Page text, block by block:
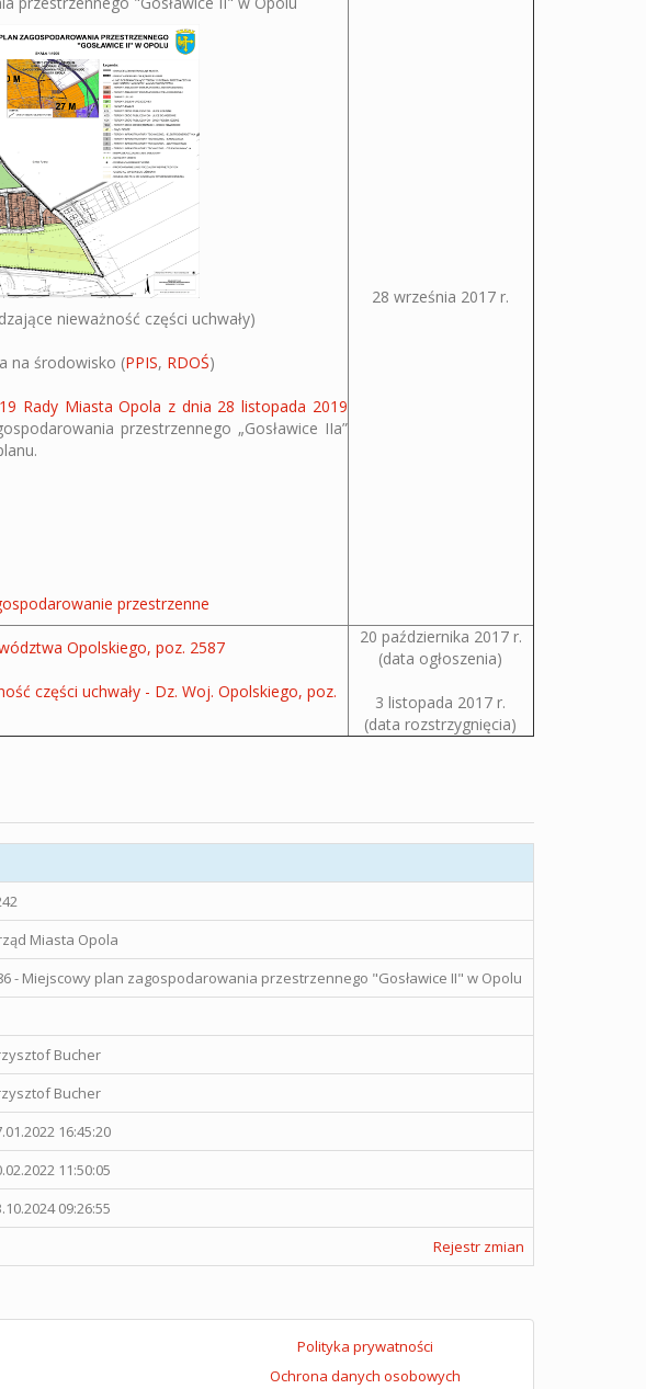
nieważność części uchwały)
na środowisko (PPIS, RDOŚ)
Rady Miasta Opola z dnia 28 listopada 2019
przestrzennego „Gosławice IIa”
przestrzenne
28 września 2017 r.
Opolskiego, poz. 2587
części uchwały - Dz. Woj. Opolskiego, poz.
20 października 2017 r.
(data ogłoszenia)
3 listopada 2017 r.
(data rozstrzygnięcia)
Miasta Opola
- Miejscowy plan zagospodarowania przestrzennego "Gosławice II" w Opolu
Bucher
Bucher
16:45:20
11:50:05
09:26:55
Rejestr zmian
Polityka prywatności
Ochrona danych osobowych